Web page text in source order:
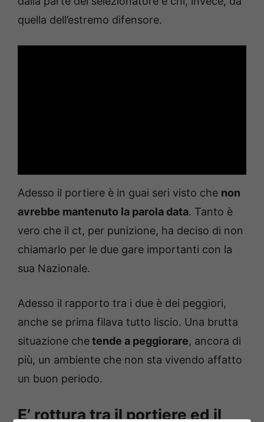
quella dell’estremo difensore.
Adesso il portiere è in guai seri visto che non
avrebbe mantenuto la parola data. Tanto è
vero che il ct, per punizione, ha deciso di non
chiamarlo per le due gare importanti con la
sua Nazionale.
Adesso il rapporto tra i due è dei peggiori,
anche se prima filava tutto liscio. Una brutta
situazione chetende a peggiorare, ancora di
più, un ambiente che non sta vivendo affatto
un buon periodo.
E’ rottura tra il portiere ed il